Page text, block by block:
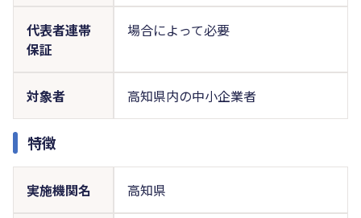
代表者連帯
保証
場合によって必要
対象者 高知県内の中小企業者
特徴
実施機関名 高知県